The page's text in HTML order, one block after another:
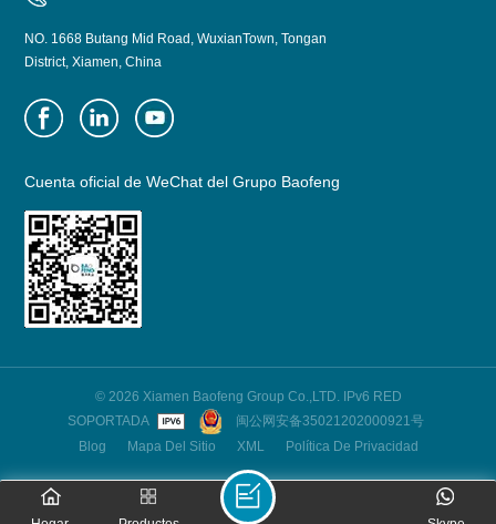
NO. 1668 Butang Mid Road, WuxianTown, Tongan
District, Xiamen, China
Cuenta oficial de WeChat del Grupo Baofeng
© 2026 Xiamen Baofeng Group Co.,LTD. IPv6 RED
SOPORTADA
闽公网安备35021202000921号
Blog
Mapa Del Sitio XML Política De Privacidad